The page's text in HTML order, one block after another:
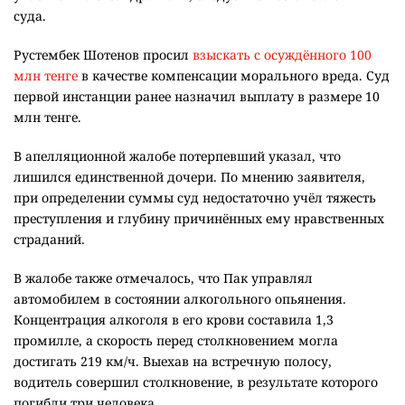
суда.
Рустембек Шотенов просил взыскать с осуждённого 100
млн тенге в качестве компенсации морального вреда. Суд
первой инстанции ранее назначил выплату в размере 10
млн тенге.
В апелляционной жалобе потерпевший указал, что
лишился единственной дочери. По мнению заявителя,
при определении суммы суд недостаточно учёл тяжесть
преступления и глубину причинённых ему нравственных
страданий.
В жалобе также отмечалось, что Пак управлял
автомобилем в состоянии алкогольного опьянения.
Концентрация алкоголя в его крови составила 1,3
промилле, а скорость перед столкновением могла
достигать 219 км/ч. Выехав на встречную полосу,
водитель совершил столкновение, в результате которого